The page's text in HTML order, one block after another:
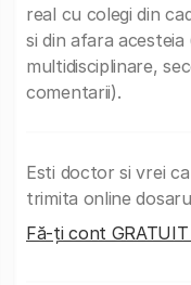
real cu colegi din
si din afara acesteia
multidisciplinare,
comentarii).
Esti doctor si vrei
trimita online
Fă-ți cont